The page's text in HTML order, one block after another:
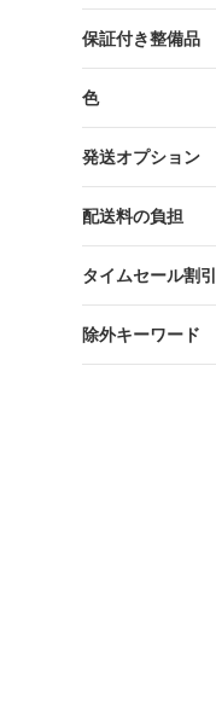
保証付き整備品
色
発送オプション
配送料の負担
タイムセール割
除外キーワード